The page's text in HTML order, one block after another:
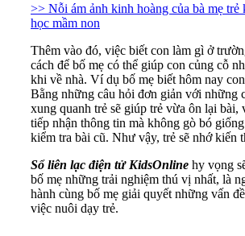
>> Nỗi ám ảnh kinh hoàng của bà mẹ trẻ
học mầm non
Thêm vào đó, việc biết con làm gì ở
cách để bố mẹ có thể giúp con củng cỗ
khi về nhà. Ví dụ bố mẹ biết hôm nay
Bằng những câu hỏi đơn giản với những
xung quanh trẻ sẽ giúp trẻ vừa ôn lại bài,
tiếp nhận thông tin mà không gò bó
kiểm tra bài cũ. Như vậy, trẻ sẽ nhớ kiến
Sổ liên lạc điện tử KidsOnline hy vọng
bố mẹ những trải nghiệm thú vị nhất, là
hành cùng bố mẹ giải quyết những vấn
việc nuôi dạy trẻ.